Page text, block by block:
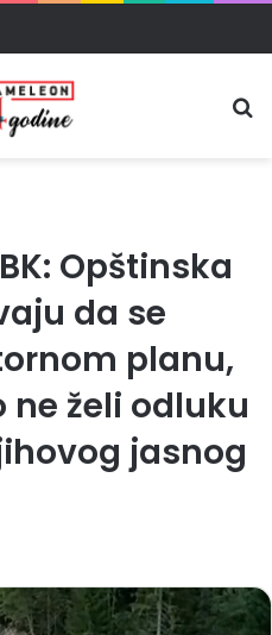
Opštinska
da se
planu,
želi odluku
jasnog